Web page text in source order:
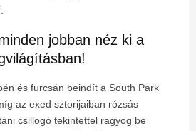
jobban néz ki a
és furcsán beindít a South Park
az exed sztorijaiban rózsás
csillogó tekintettel ragyog be